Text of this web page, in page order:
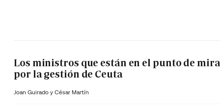
Los ministros que están en el punto de mira
por la gestión de Ceuta
Joan Guirado y César Martín